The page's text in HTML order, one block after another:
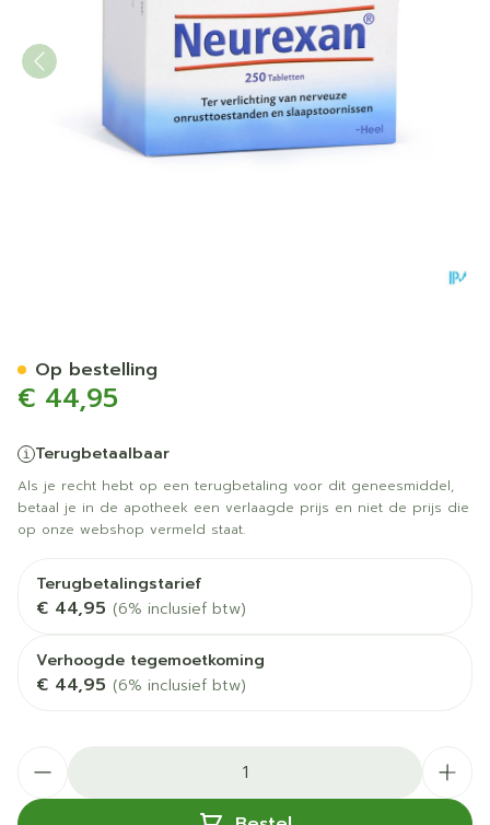
€ 44,95
Terugbetaalbaar
Als je recht hebt op een terugbetaling voor dit geneesmiddel,
betaal je in de apotheek een verlaagde prijs en niet de prijs die
op onze webshop vermeld staat.
Terugbetalingstarief
€ 44,95 (6% inclusief btw)
Verhoogde tegemoetkoming
€ 44,95 (6% inclusief btw)
Op bestelling